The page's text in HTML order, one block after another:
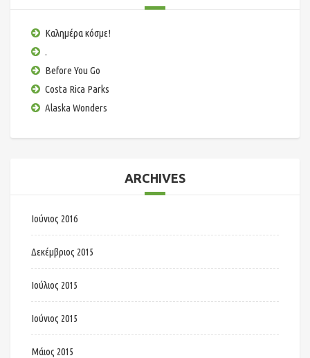
Καλημέρα κόσμε!
.
Before You Go
Costa Rica Parks
Alaska Wonders
ARCHIVES
Ιούνιος 2016
Δεκέμβριος 2015
Ιούλιος 2015
Ιούνιος 2015
Μάιος 2015